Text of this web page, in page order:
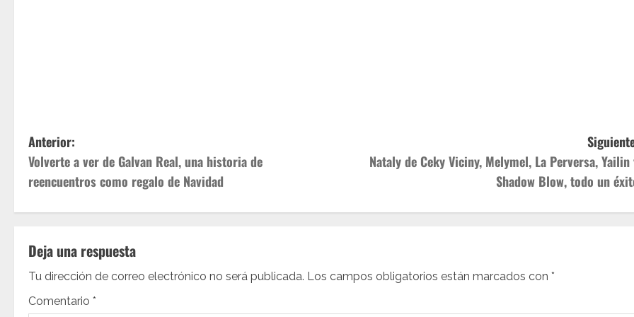
N
a
v
g
a
Anterior:
Volverte a ver de Galvan Real, una historia de
reencuentros como regalo de Navidad
Nataly de Ceky Viciny, Melymel, La Perversa, Yailin
Shadow Blow, todo un
Deja una respuesta
Tu dirección de correo electrónico no será publicada. Los campos obligatorios están marcados con *
Comentario *